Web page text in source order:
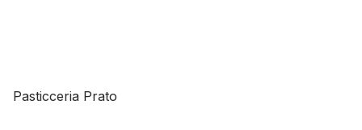
Pasticceria Prato